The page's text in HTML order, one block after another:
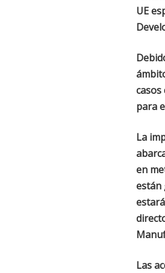
UE
para
La
en
están
Las